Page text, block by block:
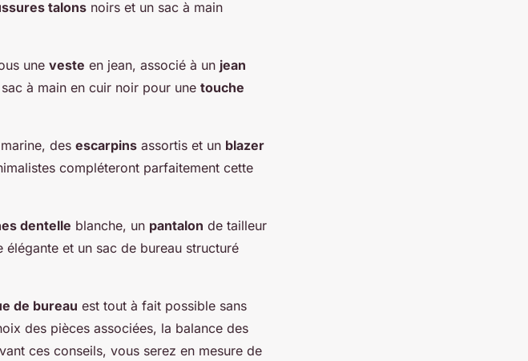
talons noirs et un sac à main
une veste en jean, associé à un jean
à main en cuir noir pour une touche
des escarpins assortis et un blazer
compléteront parfaitement cette
dentelle blanche, un pantalon de tailleur
élégante et un sac de bureau structuré
de bureau est tout à fait possible sans
des pièces associées, la balance des
ces conseils, vous serez en mesure de